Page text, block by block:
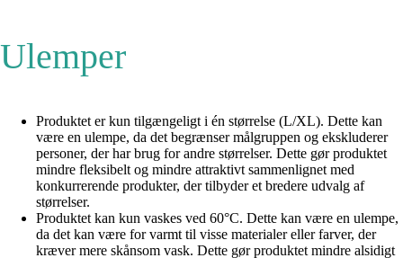
Ulemper
Produktet er kun tilgængeligt i én størrelse (L/XL). Dette kan
være en ulempe, da det begrænser målgruppen og ekskluderer
personer, der har brug for andre størrelser. Dette gør produktet
mindre fleksibelt og mindre attraktivt sammenlignet med
konkurrerende produkter, der tilbyder et bredere udvalg af
størrelser.
Produktet kan kun vaskes ved 60°C. Dette kan være en ulempe,
da det kan være for varmt til visse materialer eller farver, der
kræver mere skånsom vask. Dette gør produktet mindre alsidigt